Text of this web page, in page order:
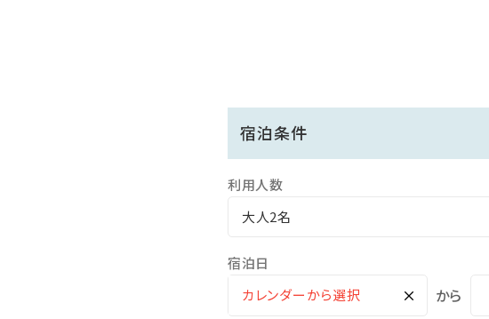
宿泊条件
利用人数
大人2名
宿泊日
× から